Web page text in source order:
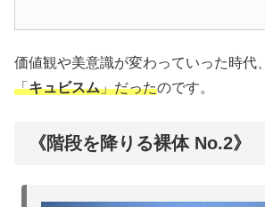
価値観や美意識が変わっていった時代、
「キュビスム」だったのです。
《階段を降りる裸体 No.2》